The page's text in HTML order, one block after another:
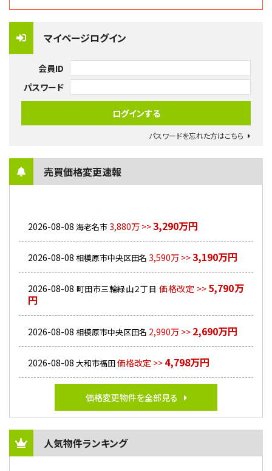
マイページログイン
会員ID
パスワード
パスワードを忘れた方はこちら
売買価格変更速報
2026-08-08 海老名市3,880万 >>3,290万円
2026-08-08 相模原市中央区田名 3,590万 >>3,190万円
2026-08-08 町田市三輪緑山２丁目 価格改定 >> 5,790万
円
2026-08-08 相模原市中央区田名 2,990万 >> 2,690万円
2026-08-08 大和市福田価格改定 >> 4,798万円
価格変更物件を全部見る
人気物件ランキング